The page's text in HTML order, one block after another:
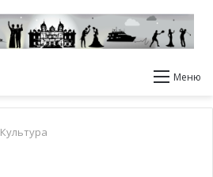
Меню
Культура